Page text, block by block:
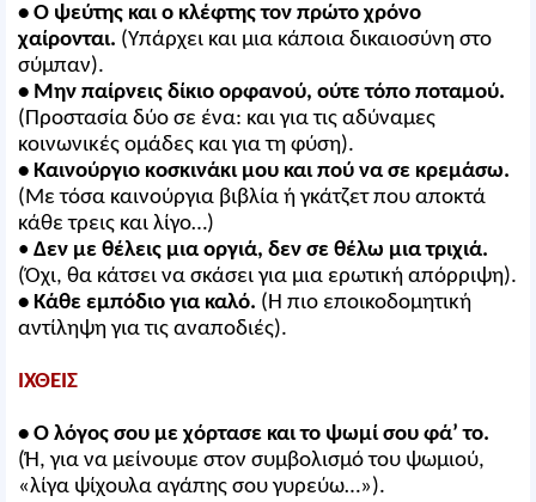
• Ο ψεύτης και ο κλέφτης τον πρώτο χρόνο
χαίρονται. (Υπάρχει και μια κάποια δικαιοσύνη στο
σύμπαν).
• Μην παίρνεις δίκιο ορφανού, ούτε τόπο ποταμού.
(Προστασία δύο σε ένα: και για τις αδύναμες
κοινωνικές ομάδες και για τη φύση).
• Καινούργιο κοσκινάκι μου και πού να σε κρεμάσω.
(Με τόσα καινούργια βιβλία ή γκάτζετ που αποκτά
κάθε τρεις και λίγο…)
• Δεν με θέλεις μια οργιά, δεν σε θέλω μια τριχιά.
(Όχι, θα κάτσει να σκάσει για μια ερωτική απόρριψη).
• Κάθε εμπόδιο για καλό. (Η πιο εποικοδομητική
αντίληψη για τις αναποδιές).
ΙΧΘΕΙΣ
• Ο λόγος σου με χόρτασε και το ψωμί σου φά’ το.
(Ή, για να μείνουμε στον συμβολισμό του ψωμιού,
«λίγα ψίχουλα αγάπης σου γυρεύω…»).